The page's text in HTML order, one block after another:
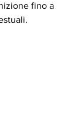
fino a